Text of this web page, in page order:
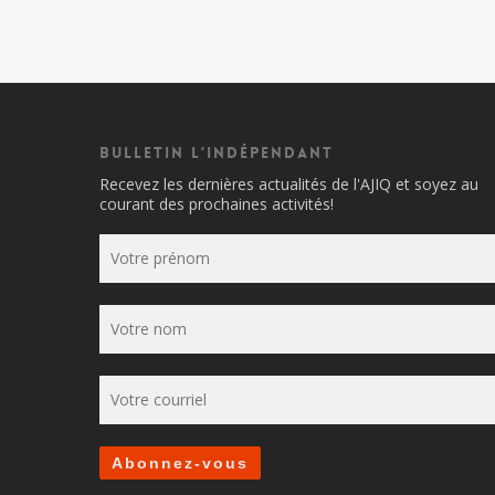
Bulletin l’indépendant
Recevez les dernières actualités de l'AJIQ et soyez au
courant des prochaines activités!